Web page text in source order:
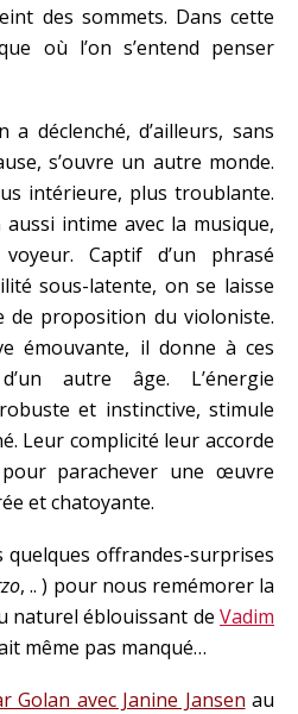
des sommets. Dans cette
où l’on s’entend penser
a déclenché, d’ailleurs, sans
s’ouvre un autre monde.
intérieure, plus troublante.
intime avec la musique,
Captif d’un phrasé
sous-latente, on se laisse
de proposition du violoniste.
émouvante, il donne à ces
autre âge. L’énergie
et instinctive, stimule
Leur complicité leur accorde
parachever une œuvre
et chatoyante.
quelques offrandes-surprises
, .. ) pour nous remémorer la
naturel éblouissant de Vadim
même pas manqué…
Golan avec Janine Jansen au